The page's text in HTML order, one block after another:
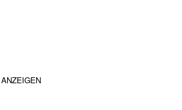
ANZEIGEN